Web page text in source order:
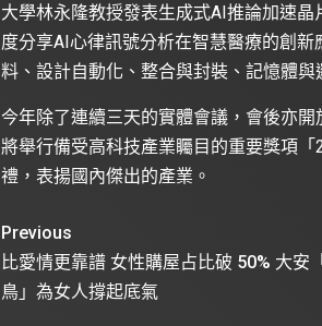
大學林永隆教授發表生成式AI推論加速
度分享AI心律訊號分析在智慧醫療的創
料、設計自動化、整合與封裝、記憶體
今年除了連續三天的實體會議，會後亦
將舉行備受高科技產業矚目的重要獎項「
禮，表揚國內傑出的產業。
Previous
比愛情更靠譜 女性購屋占比破 50% 大安
鳥」為女人撐起底氣